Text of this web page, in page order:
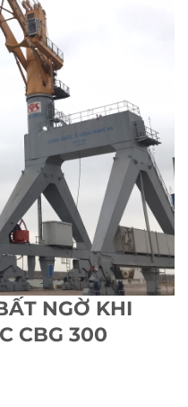
NGỜ KHI
CBG 300